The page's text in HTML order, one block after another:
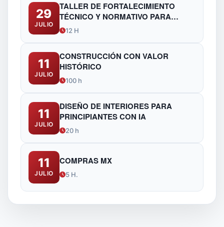
29
JULIO
TALLER DE FORTALECIMIENTO
TÉCNICO Y NORMATIVO PARA
FUNCIONARIOS DE OBRAS
12 H
11
JULIO
CONSTRUCCIÓN CON VALOR
HISTÓRICO
100 h
11
JULIO
DISEÑO DE INTERIORES PARA
PRINCIPIANTES CON IA
20 h
11
JULIO
COMPRAS MX
5 H.